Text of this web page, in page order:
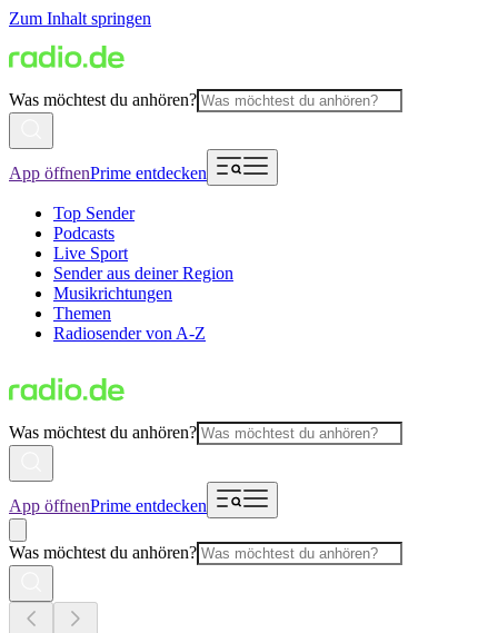
Zum Inhalt springen
Was möchtest du anhören?
App öffnenPrime entdecken
Top Sender
Podcasts
Live Sport
Sender aus deiner Region
Musikrichtungen
Themen
Radiosender von A-Z
Was möchtest du anhören?
App öffnenPrime entdecken
Was möchtest du anhören?